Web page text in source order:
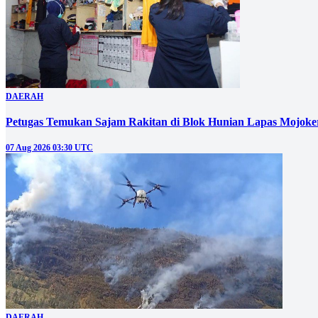
DAERAH
Petugas Temukan Sajam Rakitan di Blok Hunian Lapas
07 Aug 2026 03:30 UTC